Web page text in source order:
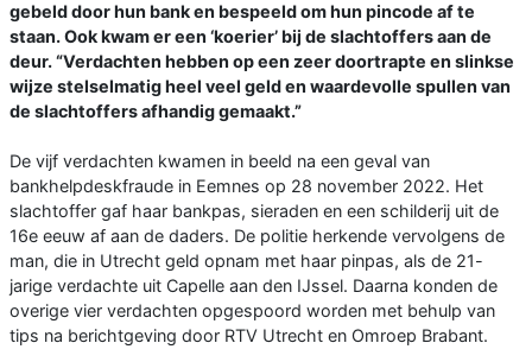
gebeld door hun bank en bespeeld om hun pincode af te
staan. Ook kwam er een ‘koerier’ bij de slachtoffers aan de
deur. “Verdachten hebben op een zeer doortrapte en slinkse
wijze stelselmatig heel veel geld en waardevolle spullen van
de slachtoffers afhandig gemaakt.”
De vijf verdachten kwamen in beeld na een geval van
bankhelpdeskfraude in Eemnes op 28 november 2022. Het
slachtoffer gaf haar bankpas, sieraden en een schilderij uit de
16e eeuw af aan de daders. De politie herkende vervolgens de
man, die in Utrecht geld opnam met haar pinpas, als de 21-
jarige verdachte uit Capelle aan den IJssel. Daarna konden de
overige vier verdachten opgespoord worden met behulp van
tips na berichtgeving door RTV Utrecht en Omroep Brabant.